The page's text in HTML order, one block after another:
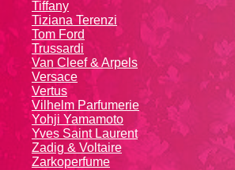
Tiffany
Tiziana Terenzi
Tom Ford
Trussardi
Van Cleef & Arpels
Versace
Vertus
Vilhelm Parfumerie
Yohji Yamamoto
Yvеs Sаint Lаurеnt
Zadig & Voltaire
Zarkoperfume